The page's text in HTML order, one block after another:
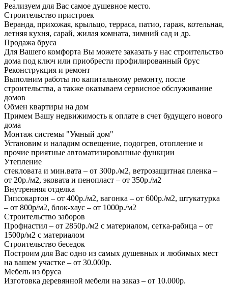
Реализуем для Вас самое душевное место.
Строительство пристроек
Веранда, прихожая, крыльцо, терраса, патио, гараж, котельная,
летняя кухня, сарай, жилая комната, зимний сад и др.
Продажа бруса
Для Вашего комфорта Вы можете заказать у нас строительство
дома под ключ или приобрести профилированный брус
Реконструкция и ремонт
Выполним работы по капитальному ремонту, после
строительства, а также оказываем сервисное обслуживание
домов
Обмен квартиры на дом
Примем Вашу недвижимость к оплате в счет будущего нового
дома
Монтаж системы "Умный дом"
Установим и наладим освещение, подогрев, отопление и
прочие приятные автоматизированные функции
Утепление
стекловата и мин.вата – от 300р./м2, ветрозащитная пленка –
от 20р./м2, эковата и пенопласт – от 350р./м2
Внутренняя отделка
Гипсокартон – от 400р./м2, вагонка – от 600р./м2, штукатурка
– от 800р/м2, блок-хаус – от 1000р./м2
Строительство заборов
Профнастил – от 2850р./м2 с материалом, сетка-рабица – от
1500р/м2 с материалом
Строительство беседок
Построим для Вас одно из самых душевных и любимых мест
на вашем участке – от 30.000р.
Мебель из бруса
Изготовка деревянной мебели на заказ – от 10.000р.